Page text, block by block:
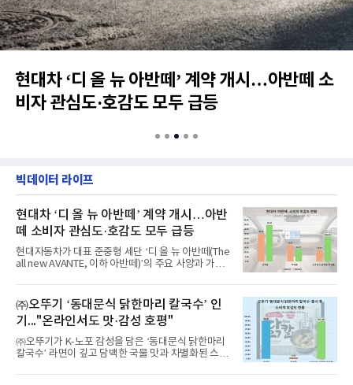
두산퓨얼셀, SOFC 핵심부품 첫 수출, 유럽에 1087억 원 규모
(사)희망커넥트, 자립준비 청소년 12명에게 안전 및 응급키트 지원
"'프로젝트 크루서블'은 MBK·영풍 것?" 고려아연 경찰에 고발
GS칼텍스, 인천 윤활유 물류센터 자동화 전환... 물류 경쟁력 높인다
LG전자, '로니' 청소로봇 팝업 체험존 운영...높은 판매량 이어가나
삼성, 의료기기 사업 영역 확장...美 아큐레이와 방사선 치료 '맞손'
이재용 '인재제일' 계승...삼성호암상 총상금 18억서 30억으로 확대
HMM, 동아프리카 서비스 개설… 아프리카 전역 확대
현대차 ‘디 올 뉴 아반떼’ 계약 개시…아반떼 소
비자 관심도·호감도 모두 급등
빅데이터 라이프
현대차 ‘디 올 뉴 아반떼’ 계약 개시…아반
떼 소비자 관심도·호감도 모두 급등
현대자동차가 대표 준중형 세단 ‘디 올 뉴 아반떼(The
all new AVANTE, 이하 아반떼)’의 주요 사양과 가격
㈜오뚜기 ‘동대문식 닭한마리 칼국수’ 인
기..."온라인서도 맛·감성 호평"
㈜오뚜기가 K-노포 감성을 담은 ‘동대문식 닭한마리
칼국수’ 라면이 깊고 담백한 국물 맛과 차별화된 스토